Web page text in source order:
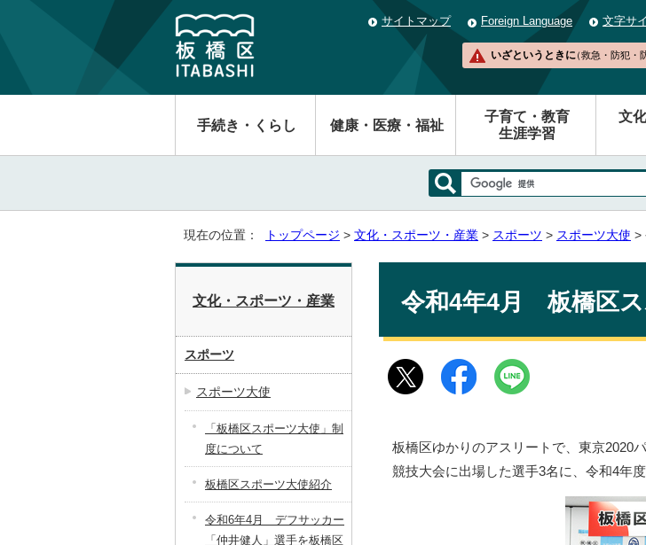
サイトマップ Foreign Language 文字サ
いざというときに（救急・防犯・
手続き・くらし 健康・医療・福祉
子育て・教育
生涯学習
文
現在の位置： トップページ > 文化・スポーツ・産業 > スポーツ > スポーツ大使 >
令和4年4月 板橋区ス
板橋区ゆかりのアスリートで、東京2020
競技大会に出場した選手3名に、令和4年
文化・スポーツ・産業
スポーツ
スポーツ大使
「板橋区スポーツ大使」制
度について
板橋区スポーツ大使紹介
令和6年4月 デフサッカー
「仲井健人」選手を板橋区